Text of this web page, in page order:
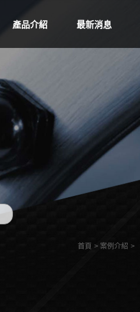
產品介紹 最新消息
首頁 案例介紹